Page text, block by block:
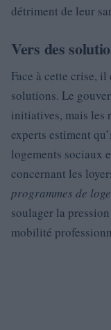
détriment de leur
Vers des
Face à cette crise,
solutions. Le
initiatives, mais les
experts estiment
logements sociaux
concernant les
programmes de
soulager la
mobilité